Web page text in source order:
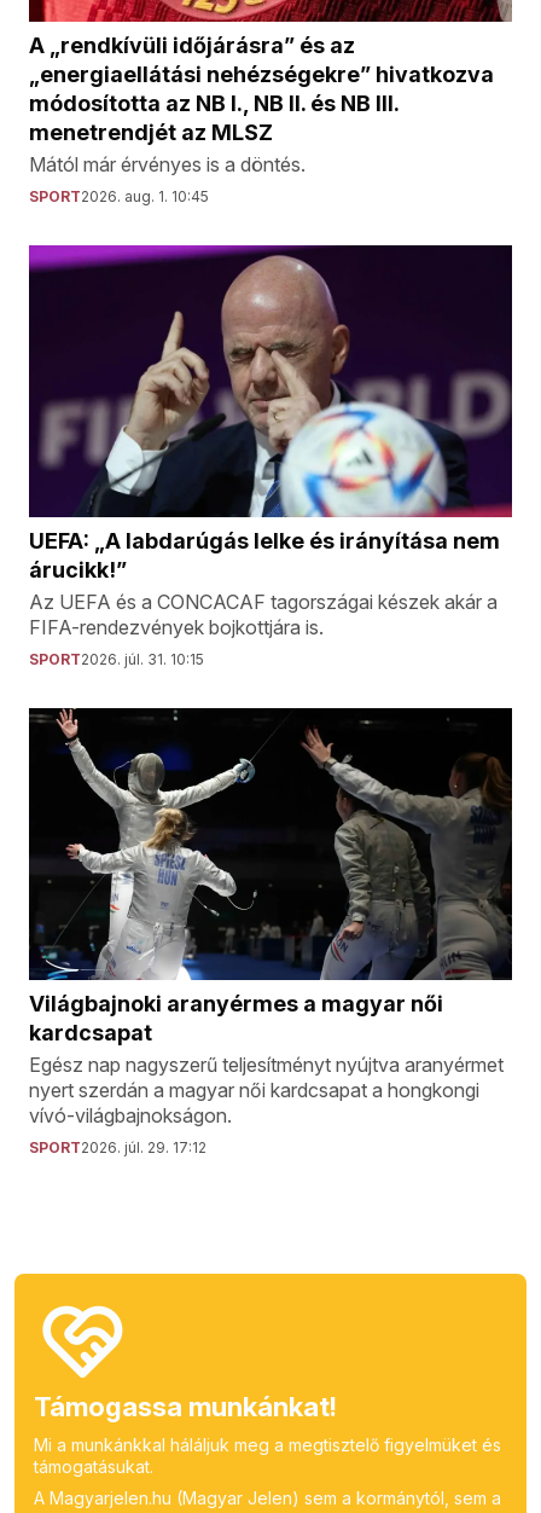
A „rendkívüli időjárásra” és az
„energiaellátási nehézségekre” hivatkozva
módosította az NB I., NB II. és NB III.
menetrendjét az MLSZ
Mától már érvényes is a döntés.
SPORT2026. aug. 1. 10:45
UEFA: „A labdarúgás lelke és irányítása nem
árucikk!”
Az UEFA és a CONCACAF tagországai készek akár a
FIFA-rendezvények bojkottjára is.
SPORT2026. júl. 31. 10:15
Világbajnoki aranyérmes a magyar női
kardcsapat
Egész nap nagyszerű teljesítményt nyújtva aranyérmet
nyert szerdán a magyar női kardcsapat a hongkongi
vívó-világbajnokságon.
SPORT2026. júl. 29. 17:12
Támogassa munkánkat!
Mi a munkánkkal háláljuk meg a megtisztelő figyelmüket és
támogatásukat.
A Magyarjelen.hu (Magyar Jelen) sem a kormánytól, sem a